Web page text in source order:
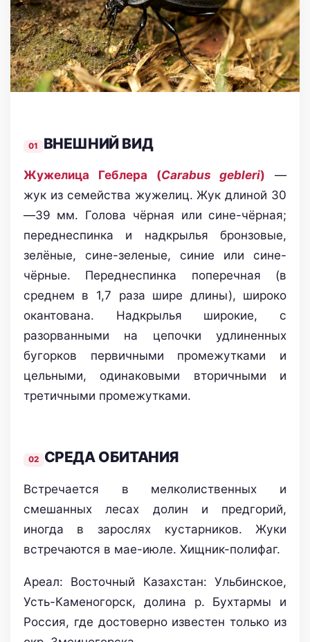
ВНЕШНИЙ ВИД
Жужелица Геблера (Carabus gebleri) —
жук из семейства жужелиц. Жук длиной 30
—39 мм. Голова чёрная или сине-чёрная;
переднеспинка и надкрылья бронзовые,
зелёные, сине-зеленые, синие или сине-
чёрные. Переднеспинка поперечная (в
среднем в 1,7 раза шире длины), широко
окантована. Надкрылья широкие, с
разорванными на цепочки удлиненных
бугорков первичными промежутками и
цельными, одинаковыми вторичными и
третичными промежутками.
СРЕДА ОБИТАНИЯ
Встречается в мелколиственных и
смешанных лесах долин и предгорий,
иногда в зарослях кустарников. Жуки
встречаются в мае-июле. Хищник-полифаг.
Ареал: Восточный Казахстан: Ульбинское,
Усть-Каменогорск, долина р. Бухтармы и
Россия, где достоверно известен только из